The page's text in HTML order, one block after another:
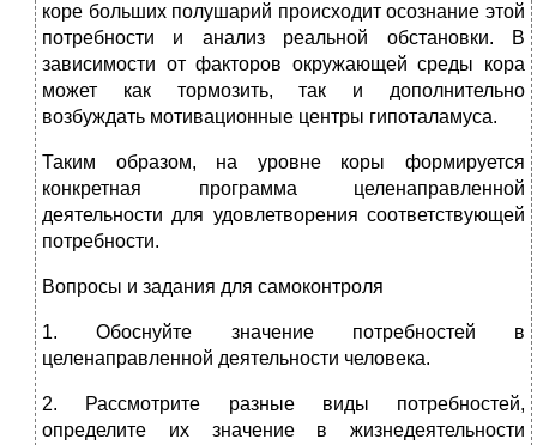
коре больших полушарий происходит осознание этой
потребности и анализ реальной обстановки. В
зависимости от факторов окружающей среды кора
может как тормозить, так и дополнительно
возбуждать мотивационные центры гипоталамуса.
Таким образом, на уровне коры формируется
конкретная программа целенаправленной
деятельности для удовлетворения соответствующей
потребности.
Вопросы и задания для самоконтроля
1. Обоснуйте значение потребностей в
целенаправленной деятельности человека.
2. Рассмотрите разные виды потребностей,
определите их значение в жизнедеятельности